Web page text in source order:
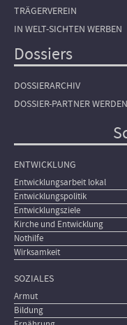
TRÄGERVEREIN
IN WELT-SICHTEN WERBEN
Dossiers
DOSSIERARCHIV
DOSSIER-PARTNER WERDEN
ENTWICKLUNG
Entwicklungsarbeit lokal
Entwicklungspolitik
Entwicklungsziele
Kirche und Entwicklung
Nothilfe
Wirksamkeit
SOZIALES
Armut
Bildung